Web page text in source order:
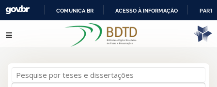
IR
PARA
COMUNICA BR ACESSO À INFORMAÇÃO
resultados de 1para a busca '
Franco, Rafaela
Santos
Pular para o conteúdo